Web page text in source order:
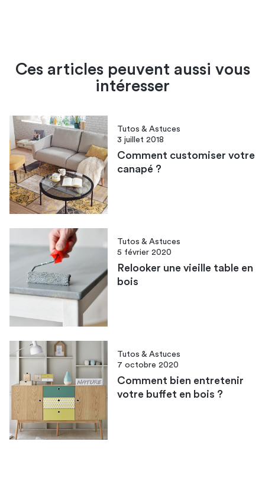
Ces articles peuvent aussi vous
intéresser
Tutos & Astuces
3 juillet 2018
Comment customiser votre
canapé ?
Tutos & Astuces
5 février 2020
Relooker une vieille table en
bois
Tutos & Astuces
7 octobre 2020
Comment bien entretenir
votre buffet en bois ?